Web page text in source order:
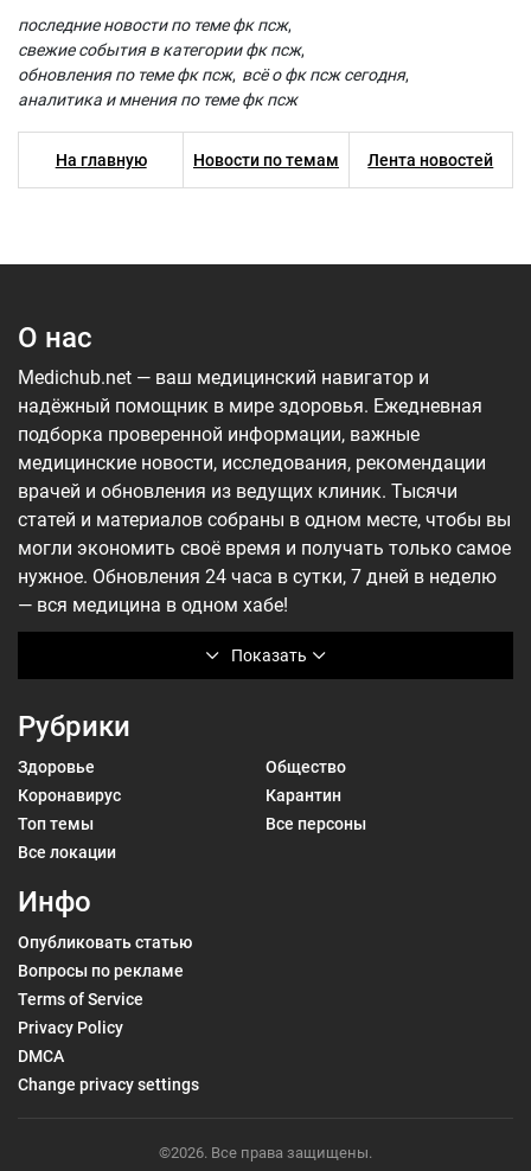
последние новости по теме фк псж
свежие события в категории фк псж
обновления по теме фк псж всё о фк псж сегодня
аналитика и мнения по теме фк псж
На главную Новости по темам Лента новостей
О нас
Показать
Medichub.net — ваш медицинский навигатор и
надёжный помощник в мире здоровья. Ежедневная
подборка проверенной информации, важные
медицинские новости, исследования, рекомендации
врачей и обновления из ведущих клиник. Тысячи
статей и материалов собраны в одном месте, чтобы вы
могли экономить своё время и получать только самое
нужное. Обновления 24 часа в сутки, 7 дней в неделю
— вся медицина в одном хабе!
Рубрики
Здоровье
Общество
Коронавирус
Карантин
Топ темы
Все персоны
Все локации
Инфо
Опубликовать статью
Вопросы по рекламе
Terms of Service
Privacy Policy
DMCA
Change privacy settings
©2026. Все права защищены.